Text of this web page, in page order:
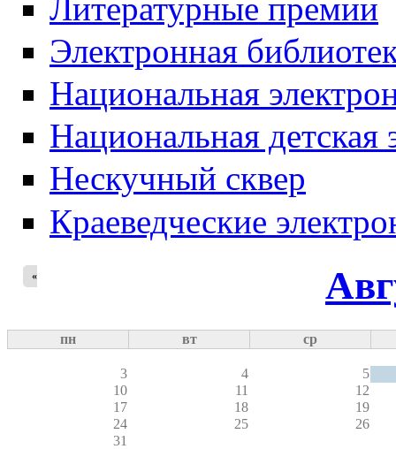
Литературные премии
Электронная
Национальная
Национальная детская
Нескучный сквер
Краеведческие
«
пн вт ср
3 4
5
10
11
12
17
18
19
24
25
26
31